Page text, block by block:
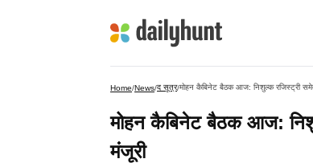
Home/News/द सूत्र/मोहन कैबिनेट बैठक आज: निशुल्क रजिस्ट्री
मोहन कैबिनेट बैठक आज:
मंजूरी